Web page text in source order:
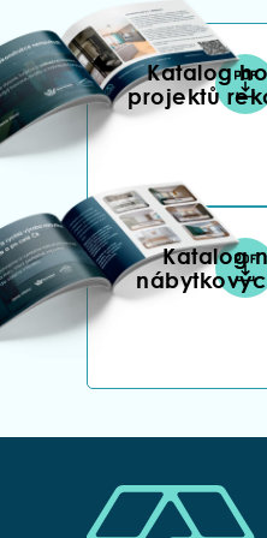
Katalog
projektů
Katalog